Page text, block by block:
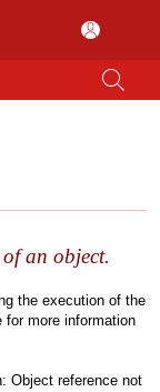
an object.
the execution of the
for more information
Object reference not